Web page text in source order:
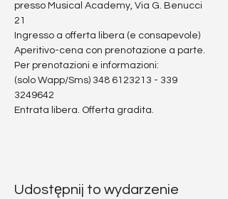
presso Musical Academy, Via G. Benucci
21
Ingresso a offerta libera (e consapevole)
Aperitivo-cena con prenotazione a parte.
Per prenotazioni e informazioni:
(solo Wapp/Sms) 348 6123213 - 339
3249642
Entrata libera. Offerta gradita.
Udostępnij to wydarzenie